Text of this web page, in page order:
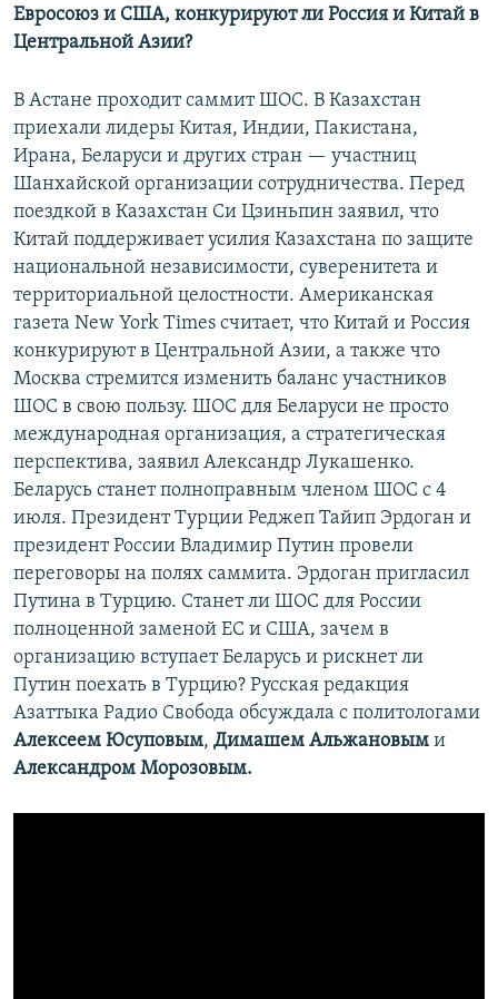
Евросоюз и США, конкурируют ли Россия и Китай в
Центральной Азии?
В Астане проходит саммит ШОС. В Казахстан
приехали лидеры Китая, Индии, Пакистана,
Ирана, Беларуси и других стран — участниц
Шанхайской организации сотрудничества. Перед
поездкой в Казахстан Си Цзиньпин заявил, что
Китай поддерживает усилия Казахстана по защите
национальной независимости, суверенитета и
территориальной целостности. Американская
газета New York Times считает, что Китай и Россия
конкурируют в Центральной Азии, а также что
Москва стремится изменить баланс участников
ШОС в свою пользу. ШОС для Беларуси не просто
международная организация, а стратегическая
перспектива, заявил Александр Лукашенко.
Беларусь станет полноправным членом ШОС с 4
июля. Президент Турции Реджеп Тайип Эрдоган и
президент России Владимир Путин провели
переговоры на полях саммита. Эрдоган пригласил
Путина в Турцию. Станет ли ШОС для России
полноценной заменой ЕС и США, зачем в
организацию вступает Беларусь и рискнет ли
Путин поехать в Турцию? Русская редакция
Азаттыка Радио Свобода обсуждала с политологами
Алексеем Юсуповым, Димашем Альжановым и
Александром Морозовым.